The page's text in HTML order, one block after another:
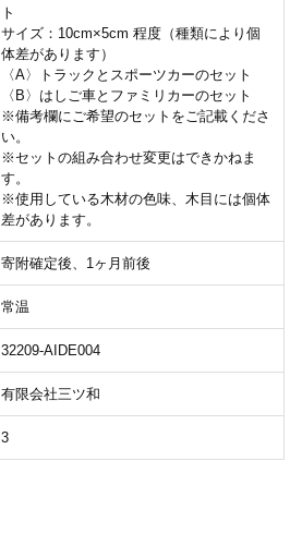
ト
サイズ：10cm×5cm 程度（種類により個
体差があります）
〈A〉トラックとスポーツカーのセット
〈B〉はしご車とファミリカーのセット
※備考欄にご希望のセットをご記載くださ
い。
※セットの組み合わせ変更はできかねま
す。
※使用している木材の色味、木目には個体
差があります。
寄附確定後、1ヶ月前後
常温
32209-AIDE004
有限会社三ツ和
3